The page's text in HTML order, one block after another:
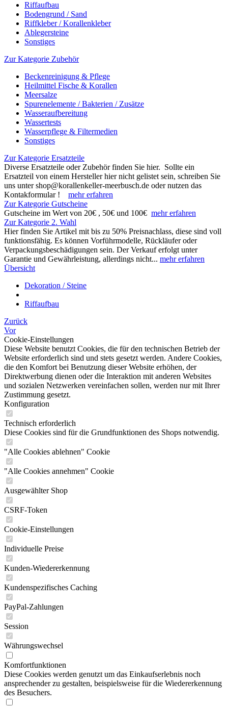
Riffaufbau
Bodengrund / Sand
Riffkleber / Korallenkleber
Ablegersteine
Sonstiges
Zur Kategorie Zubehör
Beckenreinigung & Pflege
Heilmittel Fische & Korallen
Meersalze
Spurenelemente / Bakterien / Zusätze
Wasseraufbereitung
Wassertests
Wasserpflege & Filtermedien
Sonstiges
Zur Kategorie Ersatzteile
Diverse Ersatzteile oder Zubehör finden Sie hier. Sollte ein
Ersatzteil von einem Hersteller hier nicht gelistet sein, schreiben Sie
uns unter shop@korallenkeller-meerbusch.de oder nutzen das
Kontakformular ! mehr erfahren
Zur Kategorie Gutscheine
Gutscheine im Wert von 20€ , 50€ und 100€ mehr erfahren
Zur Kategorie 2. Wahl
Hier finden Sie Artikel mit bis zu 50% Preisnachlass, diese sind voll
funktionsfähig. Es können Vorführmodelle, Rückläufer oder
Verpackungsbeschädigungen sein. Der Verkauf erfolgt unter
Garantie und Gewährleistung, allerdings nicht... mehr erfahren
Übersicht
Dekoration / Steine
Riffaufbau
Zurück
Vor
Cookie-Einstellungen
Diese Website benutzt Cookies, die für den technischen Betrieb der
Website erforderlich sind und stets gesetzt werden. Andere Cookies,
die den Komfort bei Benutzung dieser Website erhöhen, der
Direktwerbung dienen oder die Interaktion mit anderen Websites
und sozialen Netzwerken vereinfachen sollen, werden nur mit Ihrer
Zustimmung gesetzt.
Konfiguration
Technisch erforderlich
Diese Cookies sind für die Grundfunktionen des Shops notwendig.
"Alle Cookies ablehnen" Cookie
"Alle Cookies annehmen" Cookie
Ausgewählter Shop
CSRF-Token
Cookie-Einstellungen
Individuelle Preise
Kunden-Wiedererkennung
Kundenspezifisches Caching
PayPal-Zahlungen
Session
Währungswechsel
Komfortfunktionen
Diese Cookies werden genutzt um das Einkaufserlebnis noch
ansprechender zu gestalten, beispielsweise für die Wiedererkennung
des Besuchers.